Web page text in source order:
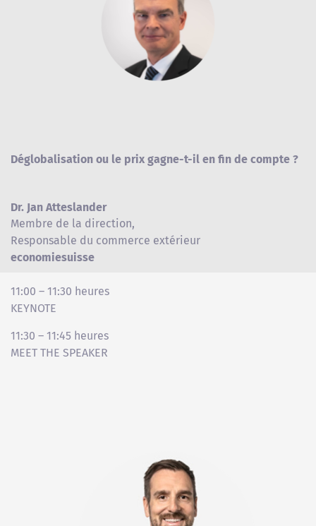
Déglobalisation ou le prix gagne-t-il en fin de compte ?
Dr. Jan Atteslander
Membre de la direction,
Responsable du commerce extérieur
economiesuisse
11:00 – 11:30 heures
KEYNOTE
11:30 – 11:45 heures
MEET THE SPEAKER